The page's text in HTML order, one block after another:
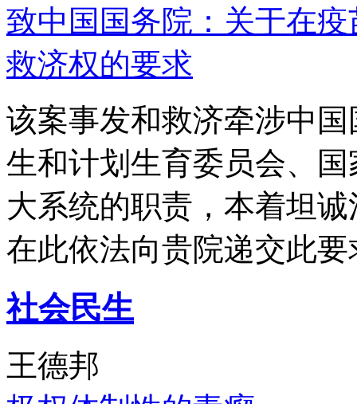
致中国国务院：关于在
救济权的要求
该案事发和救济牵涉中
生和计划生育委员会、
大系统的职责，本着坦
在此依法向贵院递交此要
社会民生
王德邦